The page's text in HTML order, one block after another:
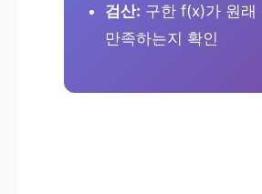
검산: 구한 f(x)가 원래
만족하는지 확인